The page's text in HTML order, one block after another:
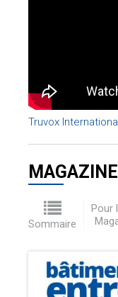
Truvox
MAGAZINE
Sommaire
Pour